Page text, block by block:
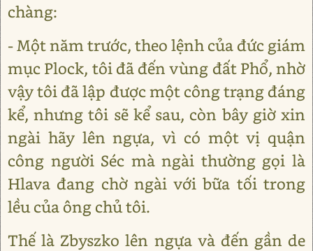
chàng:
- Một năm trước, theo lệnh của đức giám
mục Plock, tôi đã đến vùng đất Phổ, nhờ
vậy tôi đã lập được một công trạng đáng
kể, nhưng tôi sẽ kể sau, còn bây giờ xin
ngài hãy lên ngựa, vì có một vị quận
công người Séc mà ngài thường gọi là
Hlava đang chờ ngài với bữa tối trong
lều của ông chủ tôi.
Thế là Zbyszko lên ngựa và đến gần de